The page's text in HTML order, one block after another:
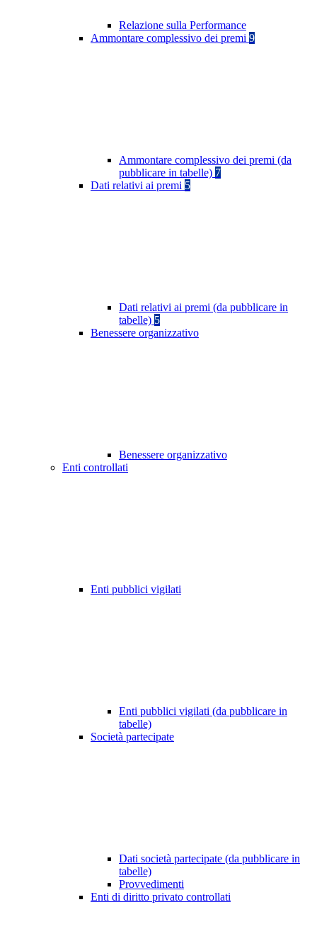
Relazione sulla Performance
Ammontare complessivo dei premi 9
Ammontare complessivo dei premi (da
pubblicare in tabelle) 7
Dati relativi ai premi 5
Dati relativi ai premi (da pubblicare in
tabelle) 5
Benessere organizzativo
Benessere organizzativo
Enti controllati
Enti pubblici vigilati
Enti pubblici vigilati (da pubblicare in
tabelle)
Società partecipate
Dati società partecipate (da pubblicare in
tabelle)
Provvedimenti
Enti di diritto privato controllati